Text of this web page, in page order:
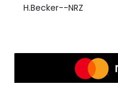
H.Becker--NRZ